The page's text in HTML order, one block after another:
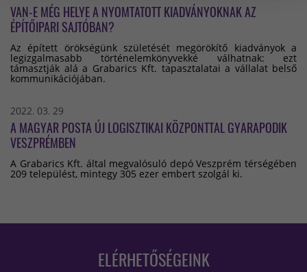
VAN-E MÉG HELYE A NYOMTATOTT KIADVÁNYOKNAK AZ
ÉPÍTŐIPARI SAJTÓBAN?
Az épített örökségünk születését megörökítő kiadványok a
legizgalmasabb történelemkönyvekké válhatnak: ezt
támasztják alá a Grabarics Kft. tapasztalatai a vállalat belső
kommunikációjában.
2022. 03. 29
A MAGYAR POSTA ÚJ LOGISZTIKAI KÖZPONTTAL GYARAPODIK
VESZPRÉMBEN
A Grabarics Kft. által megvalósuló depó Veszprém térségében
209 települést, mintegy 305 ezer embert szolgál ki.
ELÉRHETŐSÉGEINK